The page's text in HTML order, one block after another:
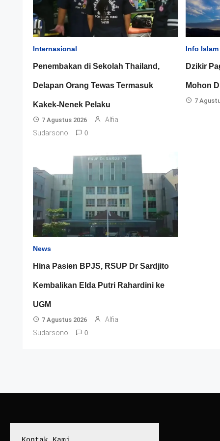
Internasional
Penembakan di Sekolah Thailand,
Delapan Orang Tewas Termasuk
Kakek-Nenek Pelaku
7 Agustus 2026
Alfia
Sudarsono
0
Info Islam
Dzikir
Mohon
7
News
Hina Pasien BPJS, RSUP Dr Sardjito
Kembalikan Elda Putri Rahardini ke
UGM
7 Agustus 2026
Alfia
Sudarsono
0